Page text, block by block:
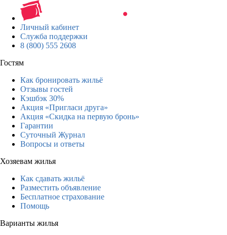
Личный кабинет
Служба поддержки
8 (800) 555 2608
Гостям
Как бронировать жильё
Отзывы гостей
Кэшбэк 30%
Акция «Пригласи друга»
Акция «Скидка на первую бронь»
Гарантии
Суточный Журнал
Вопросы и ответы
Хозяевам жилья
Как сдавать жильё
Разместить объявление
Бесплатное страхование
Помощь
Варианты жилья